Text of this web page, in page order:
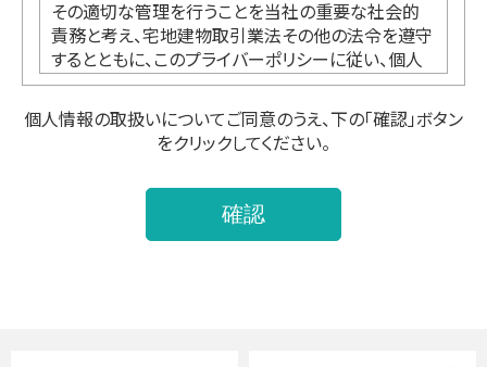
その適切な管理を行うことを当社の重要な社会的
責務と考え、宅地建物取引業法その他の法令を遵守
するとともに、このプライバーポリシーに従い、個人
情報の適切な取扱い及び保護に努めます。
●個人情報の利用
客様からご提供いただく氏名、住所、電話番号、電子
メールアドレス等、お客様個人を識別できる情報あ
個人情報の取扱いについてご同意のうえ、下の「確認」ボタン
をクリックしてください。